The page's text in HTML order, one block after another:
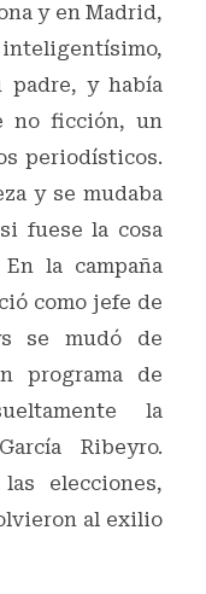
y en Madrid,
inteligentísimo,
padre, y había
no ficción, un
periodísticos.
y se mudaba
fuese la cosa
la campaña
como jefe de
se mudó de
programa de
la
Ribeyro.
elecciones,
al exilio